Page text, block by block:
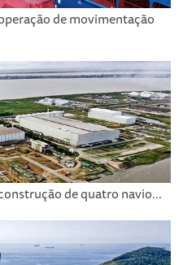
de movimentação
de quatro navio...